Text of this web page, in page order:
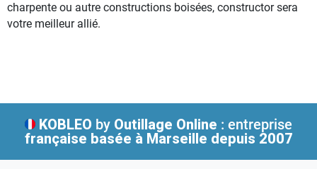
charpente ou autre constructions boisées, constructor sera
votre meilleur allié.
KOBLEO by Outillage Online : entreprise
française basée à Marseille depuis 2007